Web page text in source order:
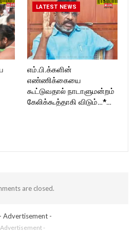
LATEST NEWS
எம்.பி.க்களின்
எண்ணிக்கையை
கூட்டுவதால் நாடாளுமன்றம்
கேலிக்கூத்தாகி விடும்…*…
are closed.
Advertisement -